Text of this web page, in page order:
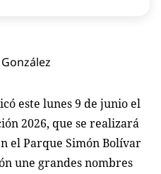
este lunes 9 de junio el
2026, que se realizará
el Parque Simón Bolívar
une grandes nombres